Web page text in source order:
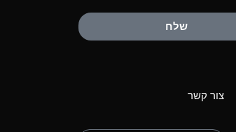
שלח
צור קשר